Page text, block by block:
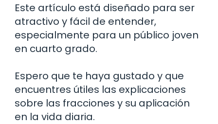
Este artículo está diseñado para ser
atractivo y fácil de entender,
especialmente para un público joven
en cuarto grado.
Espero que te haya gustado y que
encuentres útiles las explicaciones
sobre las fracciones y su aplicación
en la vida diaria.